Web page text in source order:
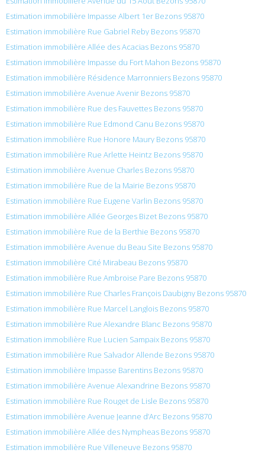
Estimation immobilière Impasse Albert 1er Bezons 95870
Estimation immobilière Rue Gabriel Reby Bezons 95870
Estimation immobilière Allée des Acacias Bezons 95870
Estimation immobilière Impasse du Fort Mahon Bezons 95870
Estimation immobilière Résidence Marronniers Bezons 95870
Estimation immobilière Avenue Avenir Bezons 95870
Estimation immobilière Rue des Fauvettes Bezons 95870
Estimation immobilière Rue Edmond Canu Bezons 95870
Estimation immobilière Rue Honore Maury Bezons 95870
Estimation immobilière Rue Arlette Heintz Bezons 95870
Estimation immobilière Avenue Charles Bezons 95870
Estimation immobilière Rue de la Mairie Bezons 95870
Estimation immobilière Rue Eugene Varlin Bezons 95870
Estimation immobilière Allée Georges Bizet Bezons 95870
Estimation immobilière Rue de la Berthie Bezons 95870
Estimation immobilière Avenue du Beau Site Bezons 95870
Estimation immobilière Cité Mirabeau Bezons 95870
Estimation immobilière Rue Ambroise Pare Bezons 95870
Estimation immobilière Rue Charles François Daubigny Bezons 95870
Estimation immobilière Rue Marcel Langlois Bezons 95870
Estimation immobilière Rue Alexandre Blanc Bezons 95870
Estimation immobilière Rue Lucien Sampaix Bezons 95870
Estimation immobilière Rue Salvador Allende Bezons 95870
Estimation immobilière Impasse Barentins Bezons 95870
Estimation immobilière Avenue Alexandrine Bezons 95870
Estimation immobilière Rue Rouget de Lisle Bezons 95870
Estimation immobilière Avenue Jeanne d’Arc Bezons 95870
Estimation immobilière Allée des Nympheas Bezons 95870
Estimation immobilière Rue Villeneuve Bezons 95870